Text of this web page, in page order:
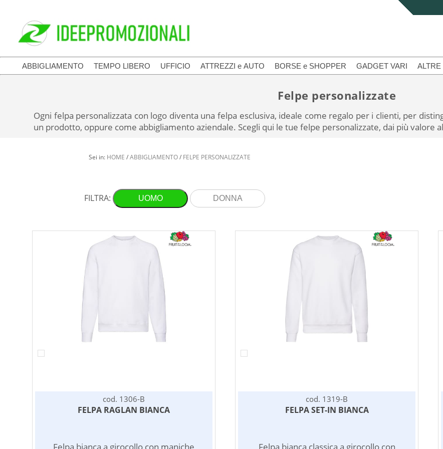
ABBIGLIAMENTO TEMPO LIBERO UFFICIO ATTREZZI e AUTO BORSE e SHOPPER GADGET VARI ALTRE
Felpe personalizzate
Ogni felpa personalizzata con logo diventa una felpa esclusiva, ideale come regalo per i clienti, per
un prodotto, oppure come abbigliamento aziendale. Scegli qui le tue felpe personalizzate, dai più valore
Sei in: HOME / ABBIGLIAMENTO/ FELPE PERSONALIZZATE
FILTRA: UOMO DONNA
cod. 1306-B
FELPA RAGLAN BIANCA
cod. 1319-B
FELPA SET-IN BIANCA